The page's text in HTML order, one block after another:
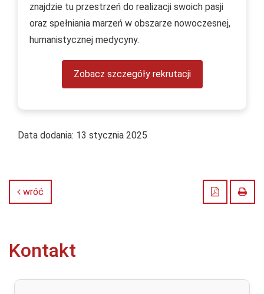
znajdzie tu przestrzeń do realizacji swoich pasji
oraz spełniania marzeń w obszarze nowoczesnej,
humanistycznej medycyny.
Zobacz szczegóły rekrutacji
Data dodania: 13 stycznia 2025
wróć Zapisz do
Kontakt